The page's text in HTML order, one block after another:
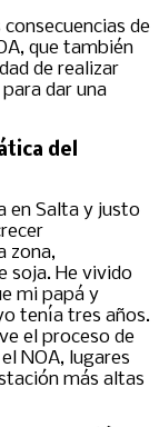
de
que también
de realizar
dar una
del
en Salta y justo
zona,
soja. He vivido
mi papá y
tenía tres años.
el proceso de
NOA, lugares
más altas